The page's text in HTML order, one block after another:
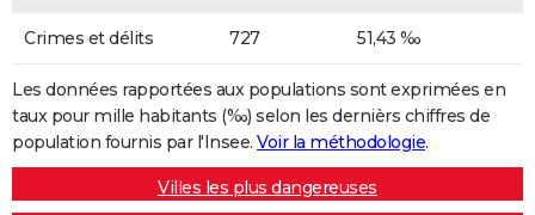
Crimes et délits 727 51,43 ‰
Les données rapportées aux populations sont exprimées en
taux pour mille habitants (‰) selon les dernièrs chiffres de
population fournis par l'Insee. Voir la méthodologie.
Villes les plus dangereuses